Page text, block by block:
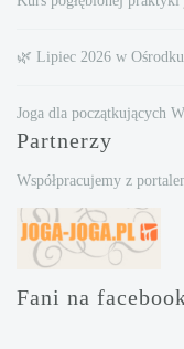
🌿 Lipiec 2026 w
Joga dla początkujących
Partnerzy
Współpracujemy z
Fani na